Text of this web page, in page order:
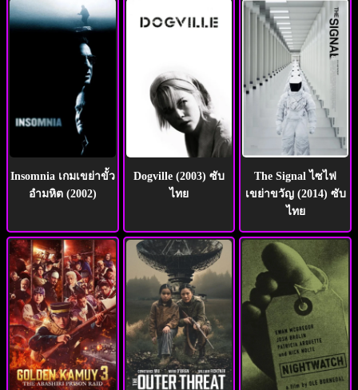
Insomnia เกมเขย่าขั้ว
อำมหิต (2002)
Dogville (2003) ซับ
ไทย
The Signal ไซไฟ
เขย่าขวัญ (2014) ซับ
ไทย